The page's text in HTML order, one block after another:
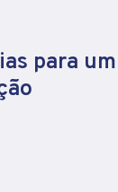
para um